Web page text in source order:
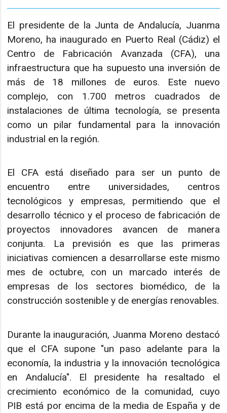
El presidente de la Junta de Andalucía, Juanma
Moreno, ha inaugurado en Puerto Real (Cádiz) el
Centro de Fabricación Avanzada (CFA), una
infraestructura que ha supuesto una inversión de
más de 18 millones de euros. Este nuevo
complejo, con 1.700 metros cuadrados de
instalaciones de última tecnología, se presenta
como un pilar fundamental para la innovación
industrial en la región.
El CFA está diseñado para ser un punto de
encuentro entre universidades, centros
tecnológicos y empresas, permitiendo que el
desarrollo técnico y el proceso de fabricación de
proyectos innovadores avancen de manera
conjunta. La previsión es que las primeras
iniciativas comiencen a desarrollarse este mismo
mes de octubre, con un marcado interés de
empresas de los sectores biomédico, de la
construcción sostenible y de energías renovables.
Durante la inauguración, Juanma Moreno destacó
que el CFA supone "un paso adelante para la
economía, la industria y la innovación tecnológica
en Andalucía". El presidente ha resaltado el
crecimiento económico de la comunidad, cuyo
PIB está por encima de la media de España y de